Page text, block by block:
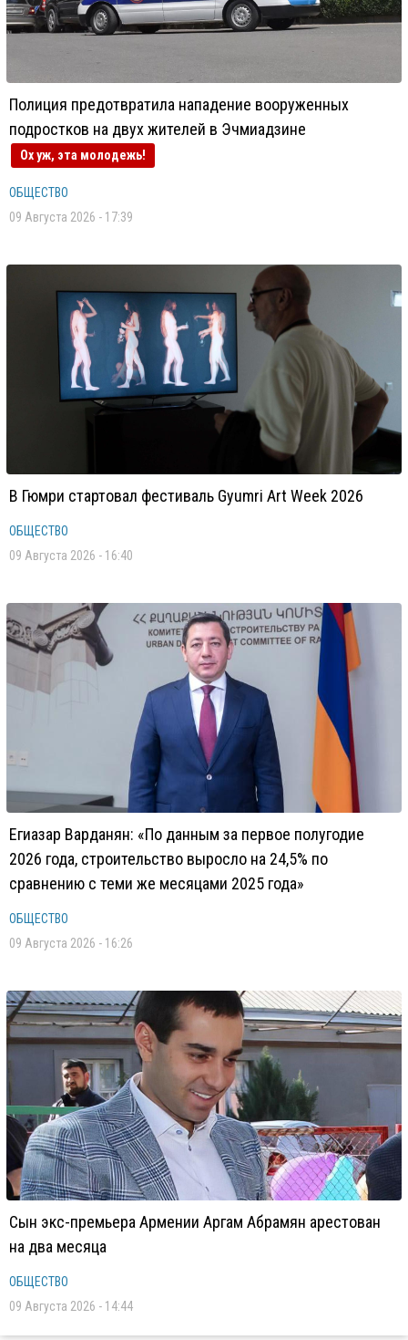
Полиция предотвратила нападение вооруженных
подростков на двух жителей в Эчмиадзине
Ох уж, эта молодежь!
ОБЩЕСТВО
09 Августа 2026 - 17:39
В Гюмри стартовал фестиваль Gyumri Art Week 2026
ОБЩЕСТВО
09 Августа 2026 - 16:40
Егиазар Варданян: «По данным за первое полугодие
2026 года, строительство выросло на 24,5% по
сравнению с теми же месяцами 2025 года»
ОБЩЕСТВО
09 Августа 2026 - 16:26
Сын экс-премьера Армении Аргам Абрамян арестован
на два месяца
ОБЩЕСТВО
09 Августа 2026 - 14:44